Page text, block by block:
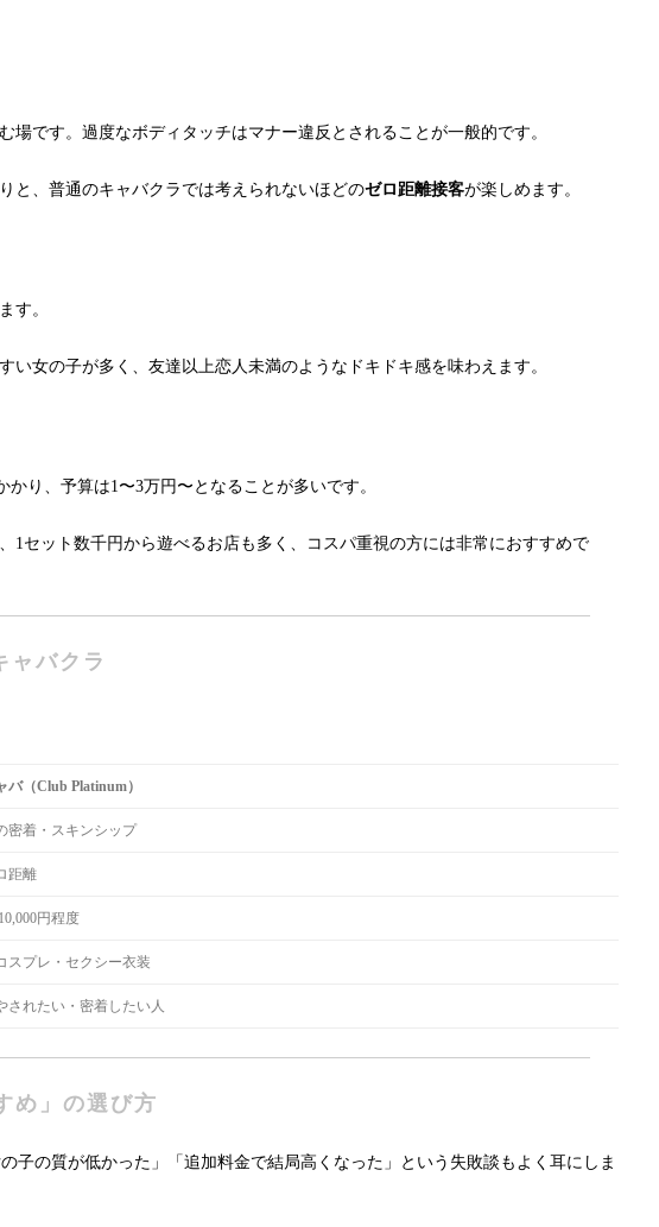
です。過度なボディタッチはマナー違反とされることが一般的です。
と、普通のキャバクラでは考えられないほどのゼロ距離接客が楽しめます。
す。
女の子が多く、友達以上恋人未満のようなドキドキ感を味わえます。
り、予算は1〜3万円〜となることが多いです。
1セット数千円から遊べるお店も多く、コスパ重視の方には非常におすすめで
ャバクラ
バ（Club Platinum）
密着・スキンシップ
距離
円程度
スプレ・セクシー衣装
されたい・密着したい人
め」の選び方
の質が低かった」「追加料金で結局高くなった」という失敗談もよく耳にしま